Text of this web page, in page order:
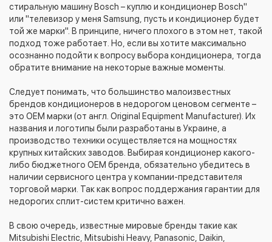
стиральную машину Bosch – куплю и кондиционер Bosch"
или "телевизор у меня Samsung, пусть и кондиционер будет
той же марки". В принципе, ничего плохого в этом нет, такой
подход тоже работает. Но, если вы хотите максимально
осознанно подойти к вопросу выбора кондиционера, тогда
обратите внимание на некоторые важные моменты.
Следует понимать, что большинство малоизвестных
брендов кондиционеров в недорогом ценовом сегменте –
это OEM марки (от англ. Original Equipment Manufacturer). Их
названия и логотипы были разработаны в Украине, а
производство техники осуществляется на мощностях
крупных китайских заводов. Выбирая кондиционер какого-
либо бюджетного OEM бренда, обязательно убедитесь в
наличии сервисного центра у компании-представителя
торговой марки. Так как вопрос поддержания гарантии для
недорогих сплит-систем критично важен.
В свою очередь, известные мировые бренды такие как
Mitsubishi Electric, Mitsubishi Heavy, Panasonic, Daikin,